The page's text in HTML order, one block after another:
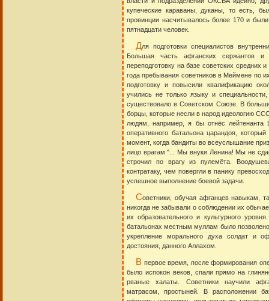
купеческие караваны, дуканы, то есть,
провинции насчитывалось более 170 и
пятнадцати человек.
Для подготовки специалистов
Большая часть афганских сержантов и
переподготовку на базе советских
года пребывания советников в Меймене по
подготовку и повысили квалификацию
учились не только языку и
существовало в Советском Союзе. В
борцы, которые несли в народ идеологию
людям, например, я бы отнёс лейтенанта
оперативного батальона царандоя,
момент, когда бандиты во всеуслышание
лицо врагам "... Мы внуки Ленина! Мы не
строчил по врагу из пулемёта.
контратаку, чем повергли в панику
успешное выполнение боевой задачи.
Советники, обучая афганцев навыкам,
никогда не забывали о соблюдении их
их образовательного и культурного
батальонах местным муллам было
укрепление морального духа солдат и
достояния, данного Аллахом.
В первое время, после формирования
было испокон веков, спали прямо на
рваные халаты. Советники научили
матрасом, простыней. В расположении